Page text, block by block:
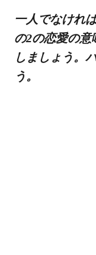
一人でなけれ
の2の恋愛の
しましょう。
う。